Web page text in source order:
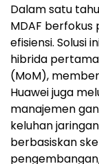
Dalam satu
MDAF
efisiensi. Solusi
hibrida
(MoM),
Huawei juga
manajemen
keluhan
berbasiskan